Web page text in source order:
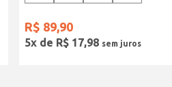
R$ 89,90
5x de R$ 17,98